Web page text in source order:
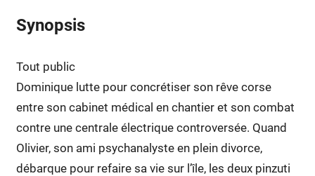
Synopsis
Tout public
Dominique lutte pour concrétiser son rêve corse
entre son cabinet médical en chantier et son combat
contre une centrale électrique controversée. Quand
Olivier, son ami psychanalyste en plein divorce,
débarque pour refaire sa vie sur l’île, les deux pinzuti